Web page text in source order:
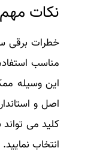
نکات مهم
خطرات برقی
مناسب
این وسیله
اصل و
کلید می
انتخاب